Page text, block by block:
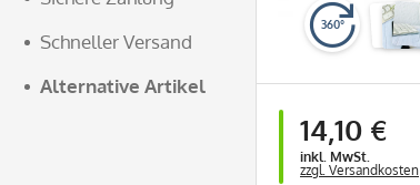
Schneller Versand
Alternative Artikel
360°
14,10 €
inkl. MwSt.
zzgl. Versandkosten